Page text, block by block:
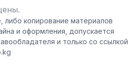
либо копирование материалов
и оформления, допускается
и только со ссылкой